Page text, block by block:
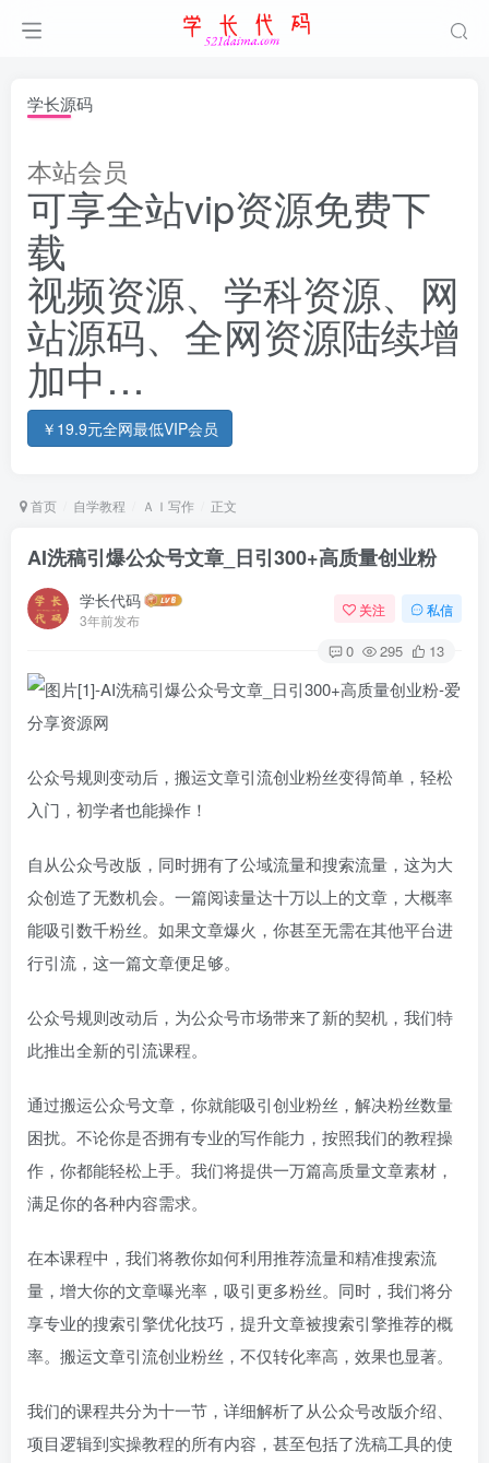
学长源码
本站会员
可享全站vip资源免费下
载
视频资源、学科资源、网
站源码、全网资源陆续增
加中…
￥19.9元全网最低VIP会员
首页 自学教程 ＡＩ写作 正文
AI洗稿引爆公众号文章_日引300+高质量创业粉
学长代码
3年前发布
关注 私信
0 295 13
公众号规则变动后，搬运文章引流创业粉丝变得简单，轻松
入门，初学者也能操作！
自从公众号改版，同时拥有了公域流量和搜索流量，这为大
众创造了无数机会。一篇阅读量达十万以上的文章，大概率
能吸引数千粉丝。如果文章爆火，你甚至无需在其他平台进
行引流，这一篇文章便足够。
公众号规则改动后，为公众号市场带来了新的契机，我们特
此推出全新的引流课程。
通过搬运公众号文章，你就能吸引创业粉丝，解决粉丝数量
困扰。不论你是否拥有专业的写作能力，按照我们的教程操
作，你都能轻松上手。我们将提供一万篇高质量文章素材，
满足你的各种内容需求。
在本课程中，我们将教你如何利用推荐流量和精准搜索流
量，增大你的文章曝光率，吸引更多粉丝。同时，我们将分
享专业的搜索引擎优化技巧，提升文章被搜索引擎推荐的概
率。搬运文章引流创业粉丝，不仅转化率高，效果也显著。
我们的课程共分为十一节，详细解析了从公众号改版介绍、
项目逻辑到实操教程的所有内容，甚至包括了洗稿工具的使